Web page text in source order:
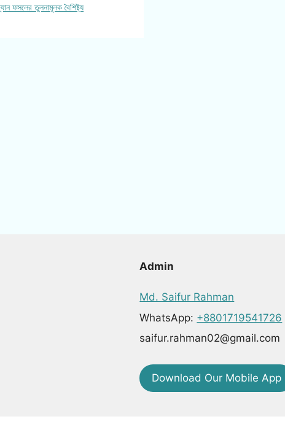
ফসলের তুলনামূলক বৈশিষ্ট্য
Admin
Md. Saifur Rahman
WhatsApp: +8801719541726
saifur.rahman02@gmail.com
Download Our Mobile App